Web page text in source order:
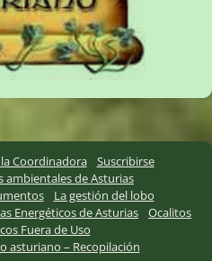
Coordinadora
Suscribirse
ambientales de Asturias
La gestión del lobo
Energéticos de Asturias
Ocalitos
Fuera de Uso
asturiano – Recopilación